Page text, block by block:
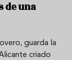
de una
guarda la
criado